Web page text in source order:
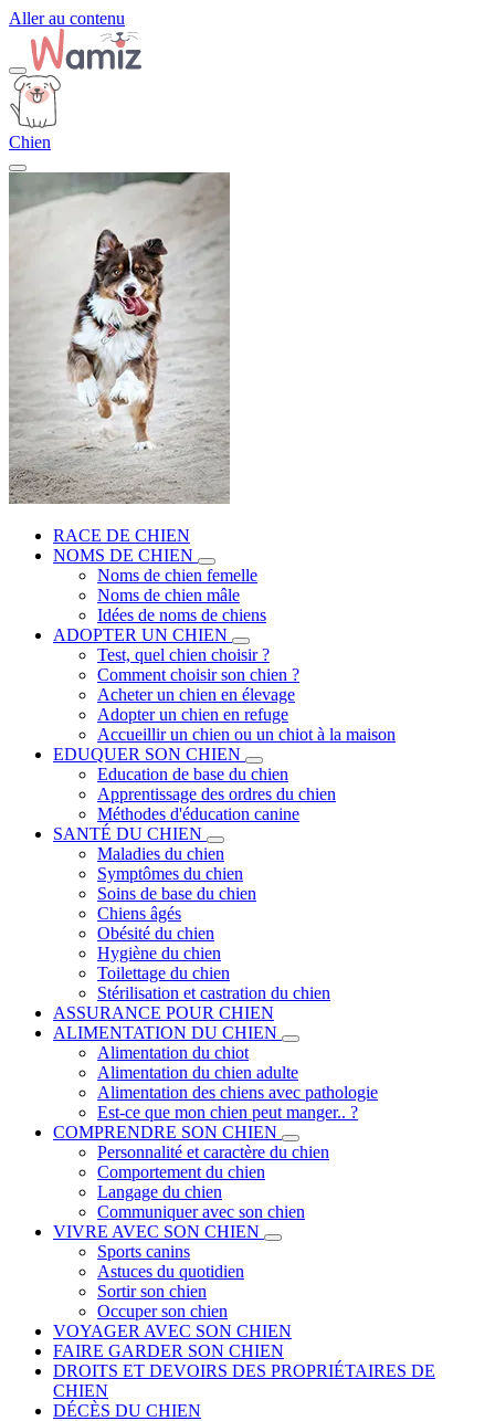
Aller au contenu
Chien
RACE DE CHIEN
NOMS DE CHIEN
Noms de chien femelle
Noms de chien mâle
Idées de noms de chiens
ADOPTER UN CHIEN
Test, quel chien choisir ?
Comment choisir son chien ?
Acheter un chien en élevage
Adopter un chien en refuge
Accueillir un chien ou un chiot à la maison
EDUQUER SON CHIEN
Education de base du chien
Apprentissage des ordres du chien
Méthodes d'éducation canine
SANTÉ DU CHIEN
Maladies du chien
Symptômes du chien
Soins de base du chien
Chiens âgés
Obésité du chien
Hygiène du chien
Toilettage du chien
Stérilisation et castration du chien
ASSURANCE POUR CHIEN
ALIMENTATION DU CHIEN
Alimentation du chiot
Alimentation du chien adulte
Alimentation des chiens avec pathologie
Est-ce que mon chien peut manger.. ?
COMPRENDRE SON CHIEN
Personnalité et caractère du chien
Comportement du chien
Langage du chien
Communiquer avec son chien
VIVRE AVEC SON CHIEN
Sports canins
Astuces du quotidien
Sortir son chien
Occuper son chien
VOYAGER AVEC SON CHIEN
FAIRE GARDER SON CHIEN
DROITS ET DEVOIRS DES PROPRIÉTAIRES DE
CHIEN
DÉCÈS DU CHIEN